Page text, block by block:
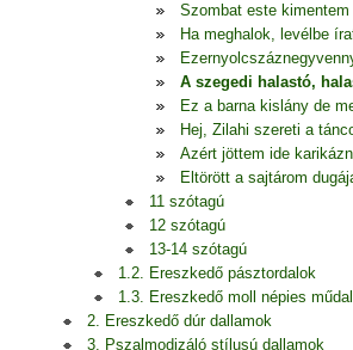
Szombat este kimentem
Ha meghalok, levélbe
A szegedi halastó,
Ez a barna kislány de
Hej, Zilahi szereti a
Azért jöttem ide
Eltörött a sajtárom
11 szótagú
12 szótagú
13-14 szótagú
1.2. Ereszkedő pásztordalok
1.3. Ereszkedő moll népies
2. Ereszkedő dúr dallamok
3. Pszalmodizáló stílusú dallamok